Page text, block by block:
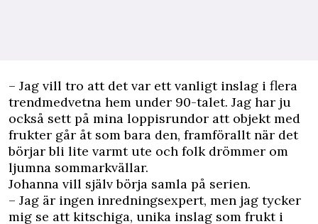
– Jag vill tro att det var ett vanligt inslag i flera
trendmedvetna hem under 90-talet. Jag har ju
också sett på mina loppisrundor att objekt med
frukter går åt som bara den, framförallt när det
börjar bli lite varmt ute och folk drömmer om
ljumna sommarkvällar.
Johanna vill själv börja samla på serien.
– Jag är ingen inredningsexpert, men jag tycker
mig se att kitschiga, unika inslag som frukt i